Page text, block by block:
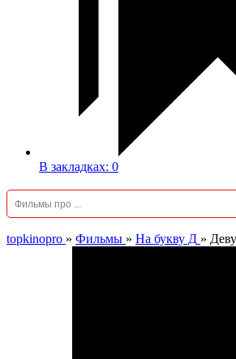
В закладках: 0
topkinopro » Фильмы » На букву Д »